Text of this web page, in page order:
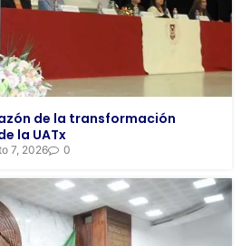
de la transformación
la UATx
7, 2026 0